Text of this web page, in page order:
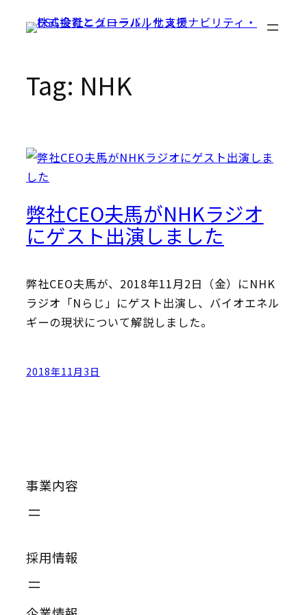
Tag: NHK
弊社CEO夫馬がNHKラジオ
にゲスト出演しました
弊社CEO夫馬が、2018年11月2日（金）にNHK
ラジオ「Nらじ」にゲスト出演し、バイオエネル
ギーの現状について解説しました。
2018年11月3日
事業内容
採用情報